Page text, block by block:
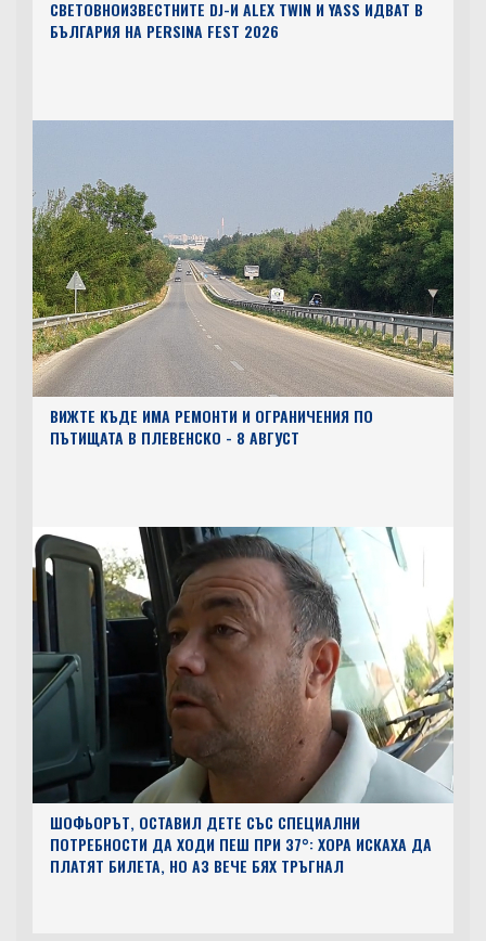
СВЕТОВНОИЗВЕСТНИТЕ DJ-И ALEX TWIN И YASS ИДВАТ В
БЪЛГАРИЯ НА PERSINA FEST 2026
ВИЖТЕ КЪДЕ ИМА РЕМОНТИ И ОГРАНИЧЕНИЯ ПО
ПЪТИЩАТА В ПЛЕВЕНСКО - 8 АВГУСТ
ШОФЬОРЪТ, ОСТАВИЛ ДЕТЕ СЪС СПЕЦИАЛНИ
ПОТРЕБНОСТИ ДА ХОДИ ПЕШ ПРИ 37°: ХОРА ИСКАХА ДА
ПЛАТЯТ БИЛЕТА, НО АЗ ВЕЧЕ БЯХ ТРЪГНАЛ